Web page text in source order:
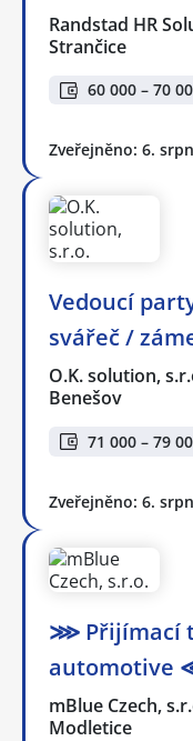
Randstad HR
Strančice
60 000 – 70
Zveřejněno: 6.
Vedoucí
svářeč /
O.K. solution,
Benešov
71 000 – 79
Zveřejněno: 6.
⋙ Přijímací
automotive
mBlue Czech,
Modletice